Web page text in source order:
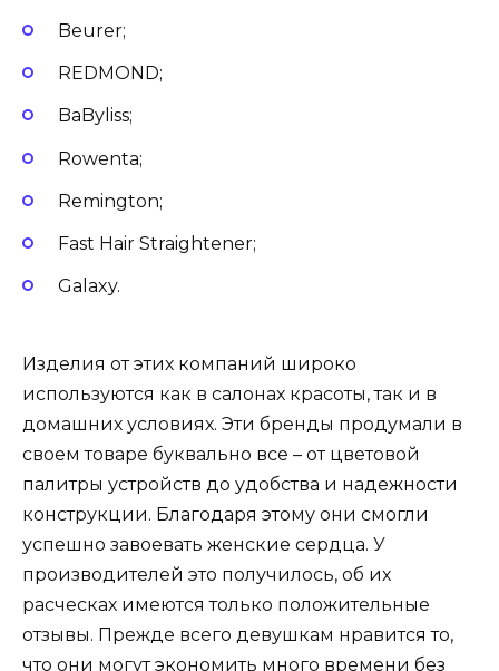
Beurer;
REDMOND;
BaByliss;
Rowenta;
Remington;
Fast Hair Straightener;
Galaxy.
Изделия от этих компаний широко
используются как в салонах красоты, так и в
домашних условиях. Эти бренды продумали в
своем товаре буквально все – от цветовой
палитры устройств до удобства и надежности
конструкции. Благодаря этому они смогли
успешно завоевать женские сердца. У
производителей это получилось, об их
расческах имеются только положительные
отзывы. Прежде всего девушкам нравится то,
что они могут экономить много времени без